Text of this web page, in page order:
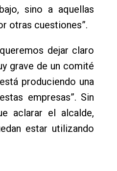
sino a aquellas
otras cuestiones”.
dejar claro
grave de un comité
produciendo una
empresas”. Sin
aclarar el alcalde,
estar utilizando